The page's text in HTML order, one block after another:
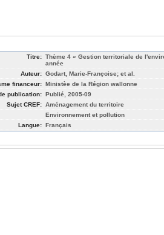
Titre: Thème 4 « Gestion territoriale de
année
Auteur: Godart, Marie-Françoise; et al.
financeur: Ministèe de la Région wallonne
publication: Publié, 2005-09
Sujet CREF: Aménagement du territoire
Environnement et pollution
Langue: Français